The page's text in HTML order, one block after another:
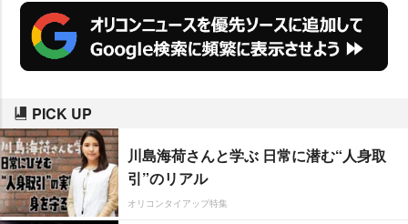
PICK UP
川島海荷さんと学ぶ 日常に潜む“人身取
引”のリアル
オリコンタイアップ特集